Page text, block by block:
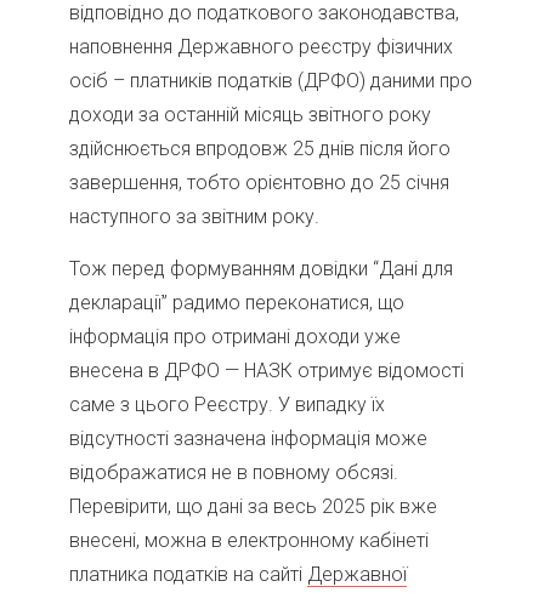
відповідно до податкового законодавства,
наповнення Державного реєстру фізичних
осіб – платників податків (ДРФО) даними про
доходи за останній місяць звітного року
здійснюється впродовж 25 днів після його
завершення, тобто орієнтовно до 25 січня
наступного за звітним року.
Тож перед формуванням довідки “Дані для
декларації” радимо переконатися, що
інформація про отримані доходи уже
внесена в ДРФО — НАЗК отримує відомості
саме з цього Реєстру. У випадку їх
відсутності зазначена інформація може
відображатися не в повному обсязі.
Перевірити, що дані за весь 2025 рік вже
внесені, можна в електронному кабінеті
платника податків на сайті Державної